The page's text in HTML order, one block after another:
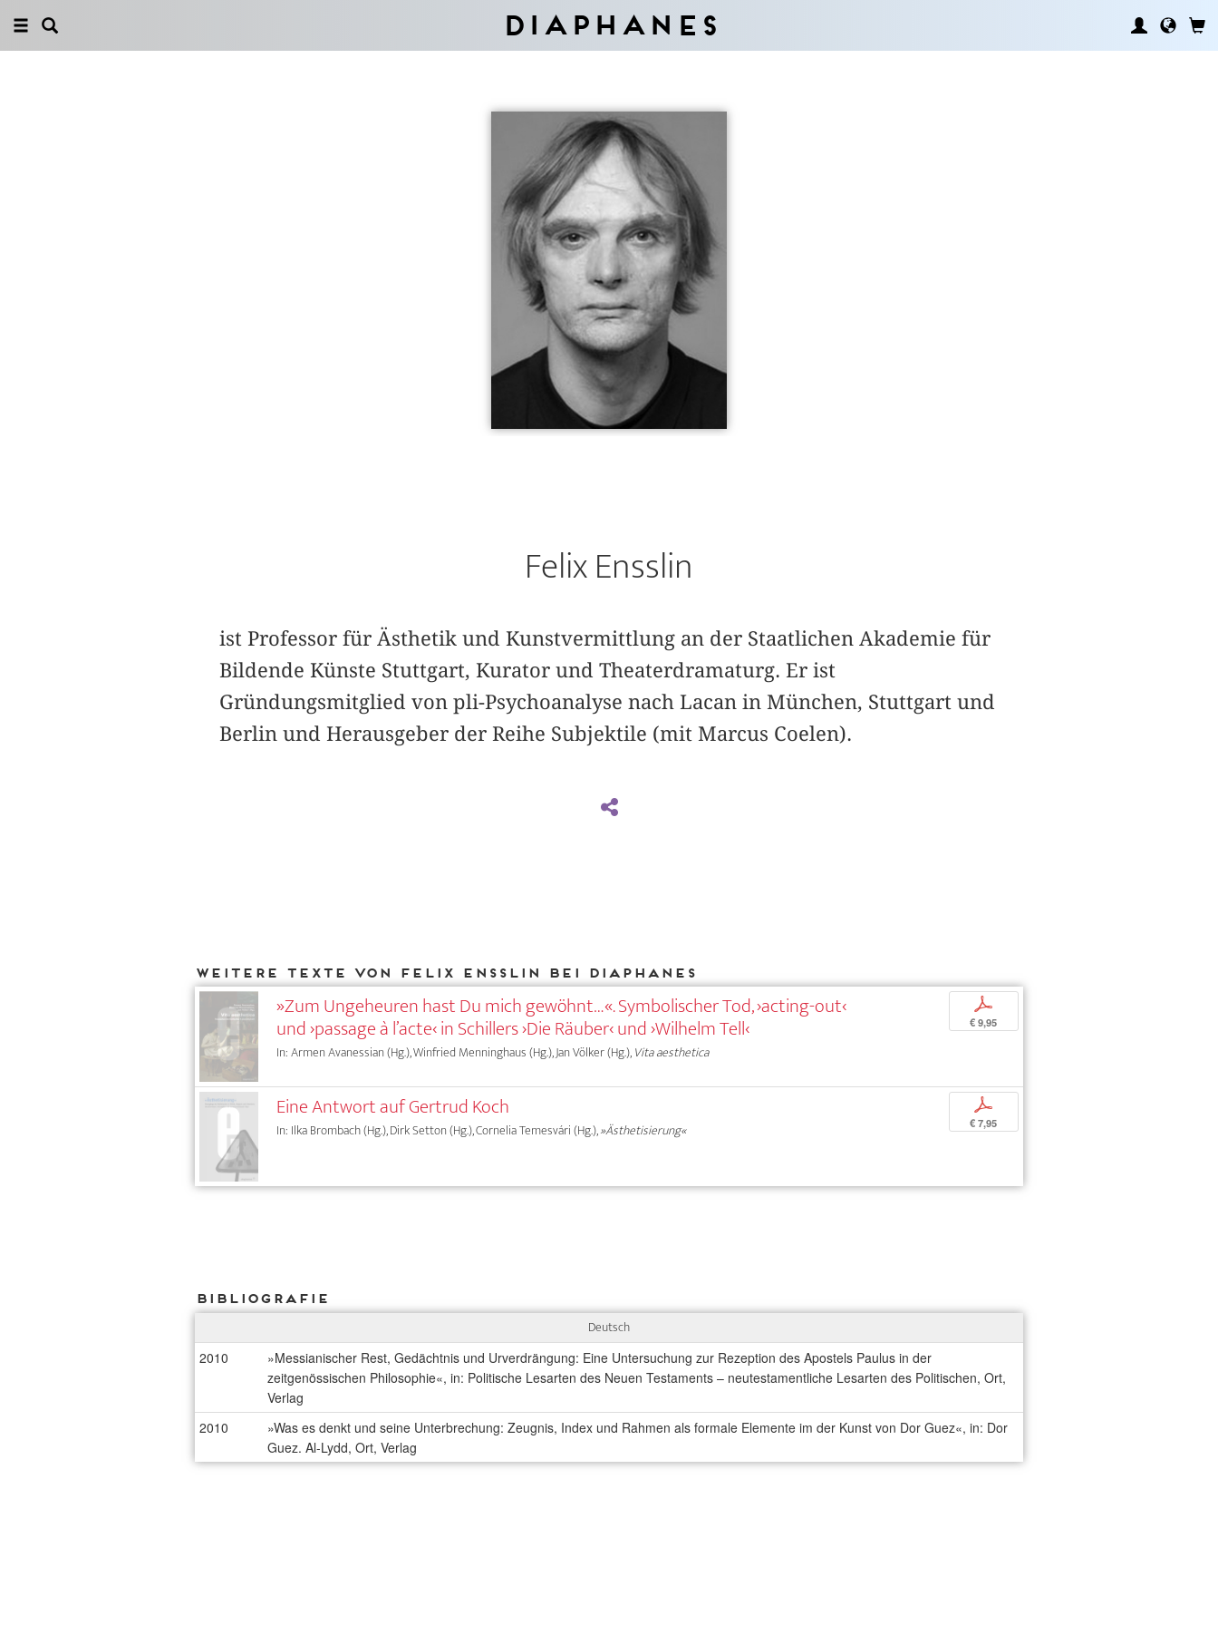
Diaphanes
Felix Ensslin
ist Professor für Ästhetik und Kunstvermittlung an der Staatlichen Akademie für
Bildende Künste Stuttgart, Kurator und Theaterdramaturg. Er ist
Gründungsmitglied von pli-Psychoanalyse nach Lacan in München, Stuttgart und
Berlin und Herausgeber der Reihe Subjektile (mit Marcus Coelen).
Weitere Texte von Felix Ensslin bei DIAPHANES
»Zum Ungeheuren hast Du mich gewöhnt…«. Symbolischer Tod, ›acting-out‹
und ›passage à l’acte‹ in Schillers ›Die Räuber‹ und ›Wilhelm Tell‹
In: Armen Avanessian (Hg.), Winfried Menninghaus (Hg.), Jan Völker (Hg.),Vita aesthetica
p
€ 9,95
Eine Antwort auf Gertrud Koch
In: Ilka Brombach (Hg.), Dirk Setton (Hg.), Cornelia Temesvári (Hg.),»Ästhetisierung«
p
€ 7,95
Bibliografie
Deutsch
2010
»Messianischer Rest, Gedächtnis und Urverdrängung: Eine Untersuchung zur Rezeption des Apostels Paulus in der
zeitgenössischen Philosophie«, in: Politische Lesarten des Neuen Testaments – neutestamentliche Lesarten des Politischen, Ort,
Verlag
2010
»Was es denkt und seine Unterbrechung: Zeugnis, Index und Rahmen als formale Elemente im der Kunst von Dor Guez«, in: Dor
Guez. Al-Lydd, Ort, Verlag